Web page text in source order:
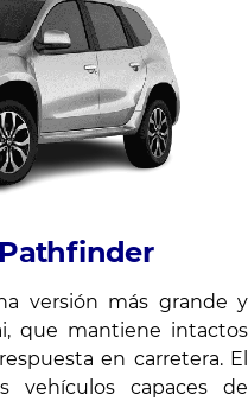
versión más grande y
que mantiene intactos
en carretera. El
vehículos capaces de